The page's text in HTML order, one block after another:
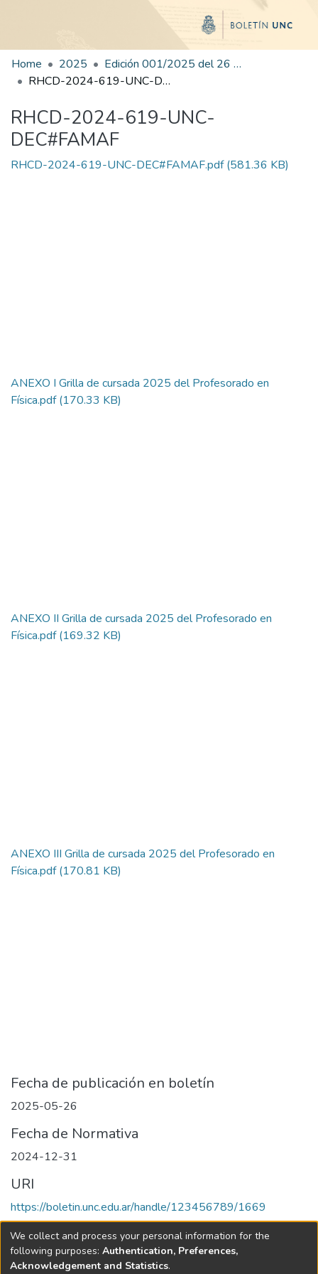
Home 2025
Edición 001/2025 del 26 de mayo de 2025
RHCD-2024-619-UNC-DEC#FAMAF
RHCD-2024-619-UNC-
DEC#FAMAF
RHCD-2024-619-UNC-DEC#FAMAF.pdf(581.36 KB)
ANEXO I Grilla de cursada 2025 del Profesorado en
Física.pdf(170.33 KB)
ANEXO II Grilla de cursada 2025 del Profesorado en
Física.pdf(169.32 KB)
ANEXO III Grilla de cursada 2025 del Profesorado en
Física.pdf(170.81 KB)
Fecha de publicación en boletín
2025-05-26
Fecha de Normativa
2024-12-31
URI
https://boletin.unc.edu.ar/handle/123456789/1669
Collections
Edición 001/2025 del 26 de mayo de 2025
We collect and process your personal information for the
following purposes: Authentication, Preferences,
Acknowledgement and Statistics.